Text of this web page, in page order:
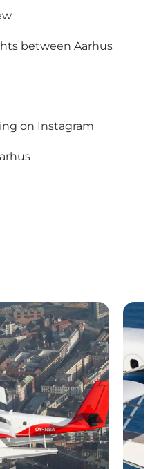
between Aarhus
on Instagram